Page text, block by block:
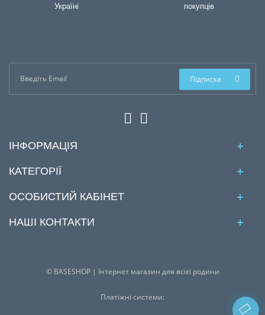
Україні
покупців
Підписка
ІНФОРМАЦІЯ
КАТЕГОРІЇ
ОСОБИСТИЙ КАБІНЕТ
НАШІ КОНТАКТИ
© BASESHOP | Інтернет магазин для всієї родини
Платіжні системи: